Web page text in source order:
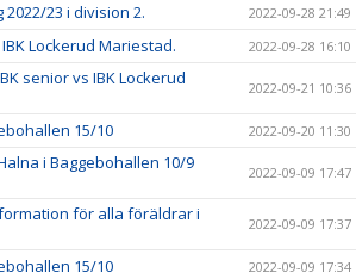
23 i division 2. 2022-09-28 21:49
Lockerud Mariestad. 2022-09-28 16:10
senior vs IBK Lockerud
2022-09-21 10:36
15/10 2022-09-20 11:30
i Baggebohallen 10/9
2022-09-09 17:47
för alla föräldrar i
2022-09-09 17:37
15/10 2022-09-09 17:34